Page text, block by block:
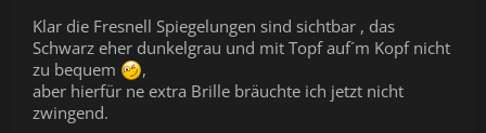
Klar die Fresnell Spiegelungen sind sichtbar , das
Schwarz eher dunkelgrau und mit Topf auf´m Kopf nicht
zu bequem
,
aber hierfür ne extra Brille bräuchte ich jetzt nicht
zwingend.